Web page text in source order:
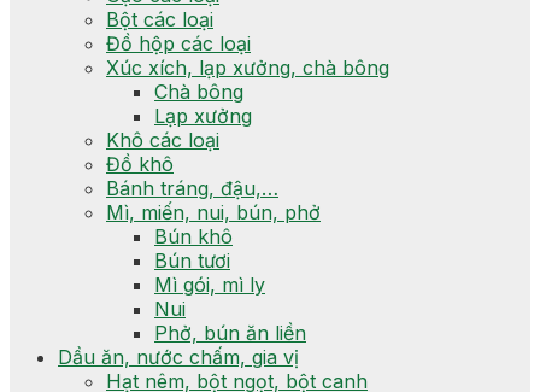
Bột các loại
Đồ hộp các loại
Xúc xích, lạp xưởng, chà bông
Chà bông
Lạp xưởng
Khô các loại
Đồ khô
Bánh tráng, đậu,…
Mì, miến, nui, bún, phở
Bún khô
Bún tươi
Mì gói, mì ly
Nui
Phở, bún ăn liền
Dầu ăn, nước chấm, gia vị
Hạt nêm, bột ngọt, bột canh